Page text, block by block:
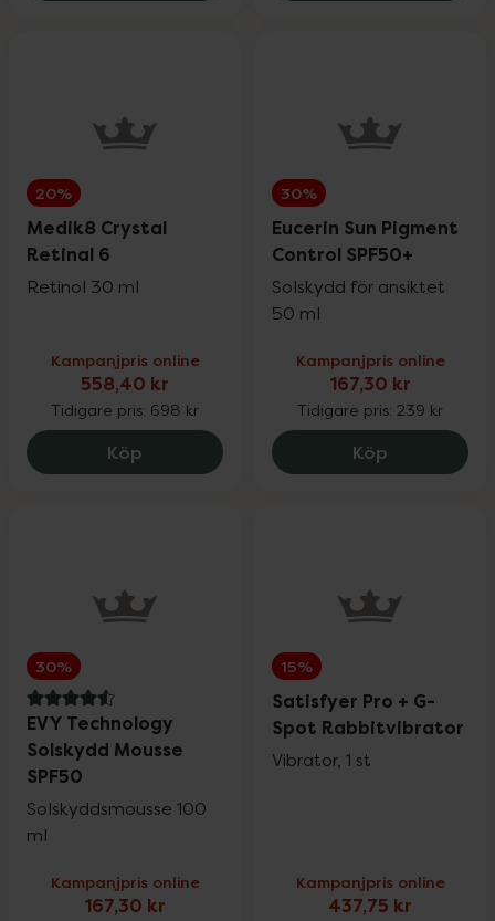
20%
Medik8 Crystal
Retinal 6
Retinol 30 ml
Kampanjpris online
558,40 kr
Tidigare pris: 698 kr
Köp Medik8 Crystal Retinal 6, 558.4 kr.
30%
Eucerin Sun Pigment
Control SPF50+
Solskydd för ansiktet
50 ml
Kampanjpris online
167,30 kr
Tidigare pris: 239 kr
Köp Eucerin
30%
4.6 av 5 i omdöme
EVY Technology
Solskydd Mousse
SPF50
Solskyddsmousse 100
ml
Kampanjpris online
167,30 kr
15%
Satisfyer Pro + G-
Spot Rabbitvibrator
Vibrator, 1 st
Kampanjpris online
437,75 kr